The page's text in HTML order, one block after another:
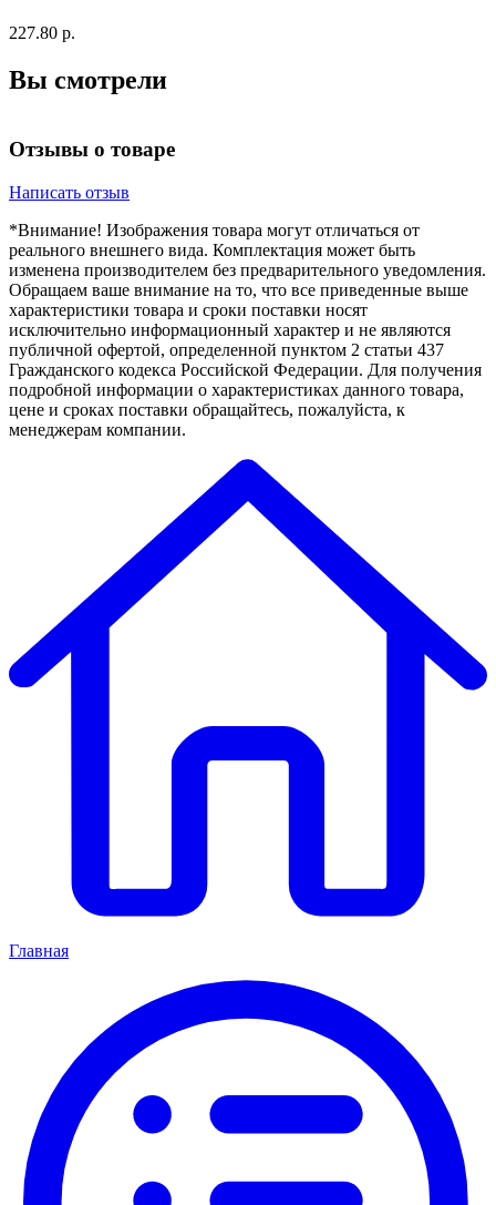
227.80 р.
Вы смотрели
Отзывы о товаре
Написать отзыв
*Внимание! Изображения товара могут отличаться от
реального внешнего вида. Комплектация может быть
изменена производителем без предварительного уведомления.
Обращаем ваше внимание на то, что все приведенные выше
характеристики товара и сроки поставки носят
исключительно информационный характер и не являются
публичной офертой, определенной пунктом 2 статьи 437
Гражданского кодекса Российской Федерации. Для получения
подробной информации о характеристиках данного товара,
цене и сроках поставки обращайтесь, пожалуйста, к
менеджерам компании.
Главная